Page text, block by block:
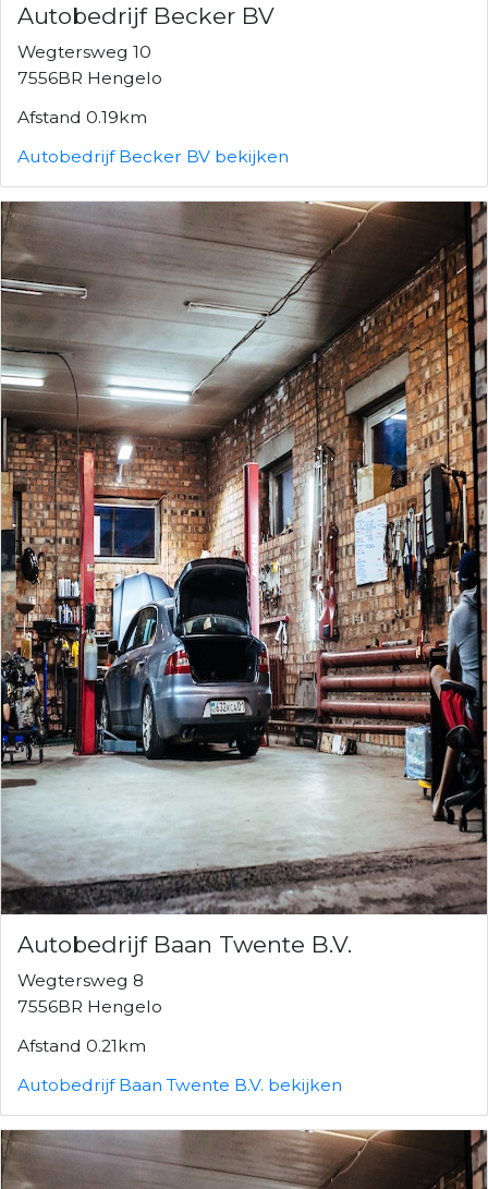
Autobedrijf Becker BV
Wegtersweg 10
7556BR Hengelo
Afstand 0.19km
Autobedrijf Becker BV bekijken
Autobedrijf Baan Twente B.V.
Wegtersweg 8
7556BR Hengelo
Afstand 0.21km
Autobedrijf Baan Twente B.V. bekijken